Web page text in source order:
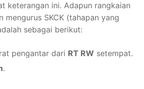
keterangan ini. Adapun rangkaian
mengurus SKCK (tahapan yang
sebagai berikut:
pengantar dari RT RW setempat.
.